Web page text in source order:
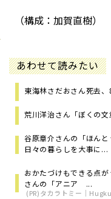
（構成：加賀直樹）
あわせて読みたい
東海林さだおさん死去
荒川洋治さん「ぼくの
谷原章介さんの「ほん
日々の暮らしを大事に...
おかたづけもできる点
さんの「アニア ...
(PR)タカラトミー｜